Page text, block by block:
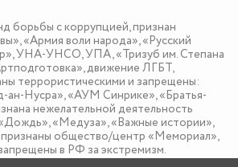
борьбы с коррупцией, признан
«Армия воли народа», «Русский
УНА-УНСО, УПА, «Тризуб им. Степана
движение ЛГБТ,
террористическими и запрещены:
ан-Нусра», «АУМ Синрике», «Братья-
нежелательной деятельность
«Медуза», «Важные истории»,
общество/центр «Мемориал»,
в РФ за экстремизм.